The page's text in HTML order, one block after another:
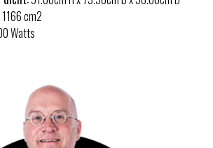
1166 cm2
Watts